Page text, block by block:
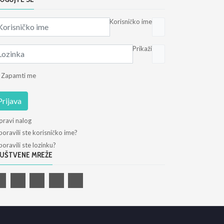
Korisničko ime
Prikaži
Zapamti me
nalog
ste korisničko ime?
ste lozinku?
MREŽE